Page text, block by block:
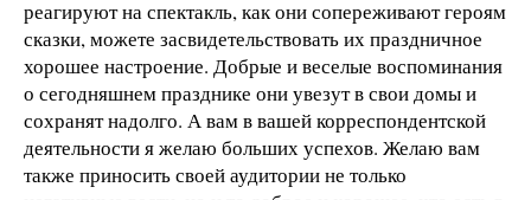
реагируют на спектакль, как они сопереживают героям
сказки, можете засвидетельствовать их праздничное
хорошее настроение. Добрые и веселые воспоминания
о сегодняшнем празднике они увезут в свои домы и
сохранят надолго. А вам в вашей корреспондентской
деятельности я желаю больших успехов. Желаю вам
также приносить своей аудитории не только